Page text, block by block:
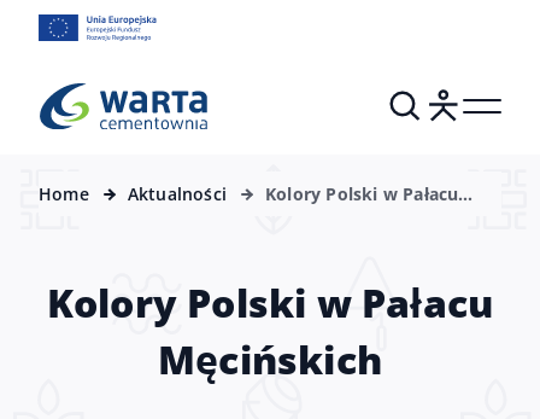
Home Aktualności
Kolory Polski w Pałacu
Kolory Polski w Pałacu
Męcińskich